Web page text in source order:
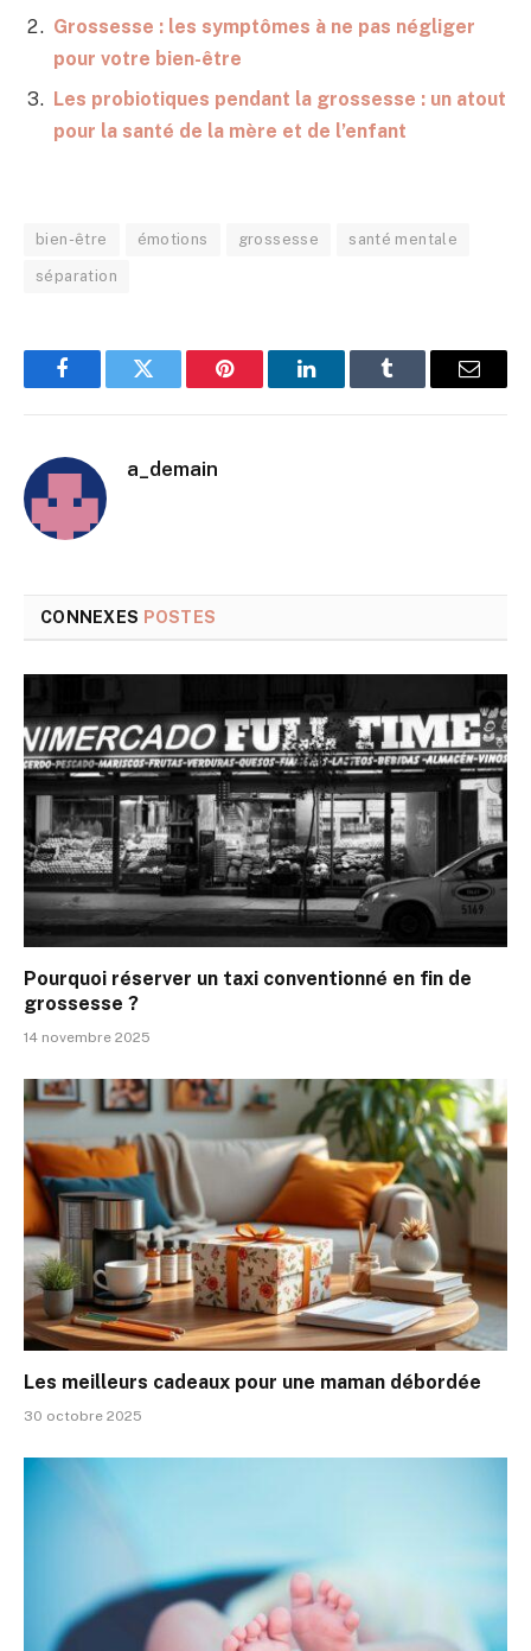
Grossesse : les symptômes à ne pas négliger
pour votre bien-être
Les probiotiques pendant la grossesse : un atout
pour la santé de la mère et de l’enfant
bien-être émotions grossesse santé mentale
séparation
FacebookTwitter Pinterest LinkedInTumblr
E-
a_demain
CONNEXES POSTES
Pourquoi réserver un taxi conventionné en fin de
grossesse ?
14 novembre 2025
Les meilleurs cadeaux pour une maman débordée
30 octobre 2025